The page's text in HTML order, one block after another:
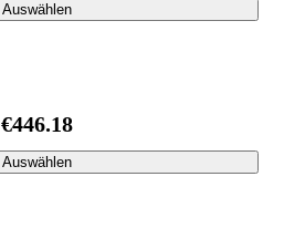
Auswählen
€446.18
Auswählen